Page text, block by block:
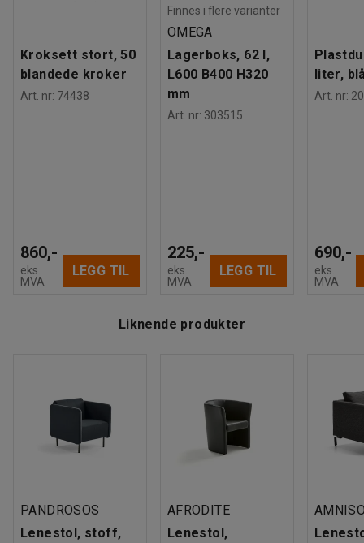
Kroksett stort, 50
blandede kroker
Art. nr: 74438
860,-
eks.
MVA
LEGG TIL
Finnes i flere varianter
OMEGA
Lagerboks, 62 l,
L600 B400 H320
mm
Art. nr: 303515
225,-
eks.
MVA
LEGG TIL
liter,
Art. nr:
690,-
eks.
MVA
Liknende produkter
PANDROSOS
Lenestol, stoff,
AFRODITE
Lenestol,